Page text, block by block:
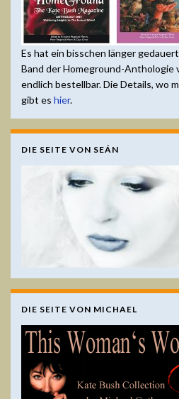
Es hat ein bisschen länger
Band der Homeground-Anthologie
endlich bestellbar. Die Details, wo
gibt es hier.
DIE SEITE VON SEÁN
DIE SEITE VON MICHAEL